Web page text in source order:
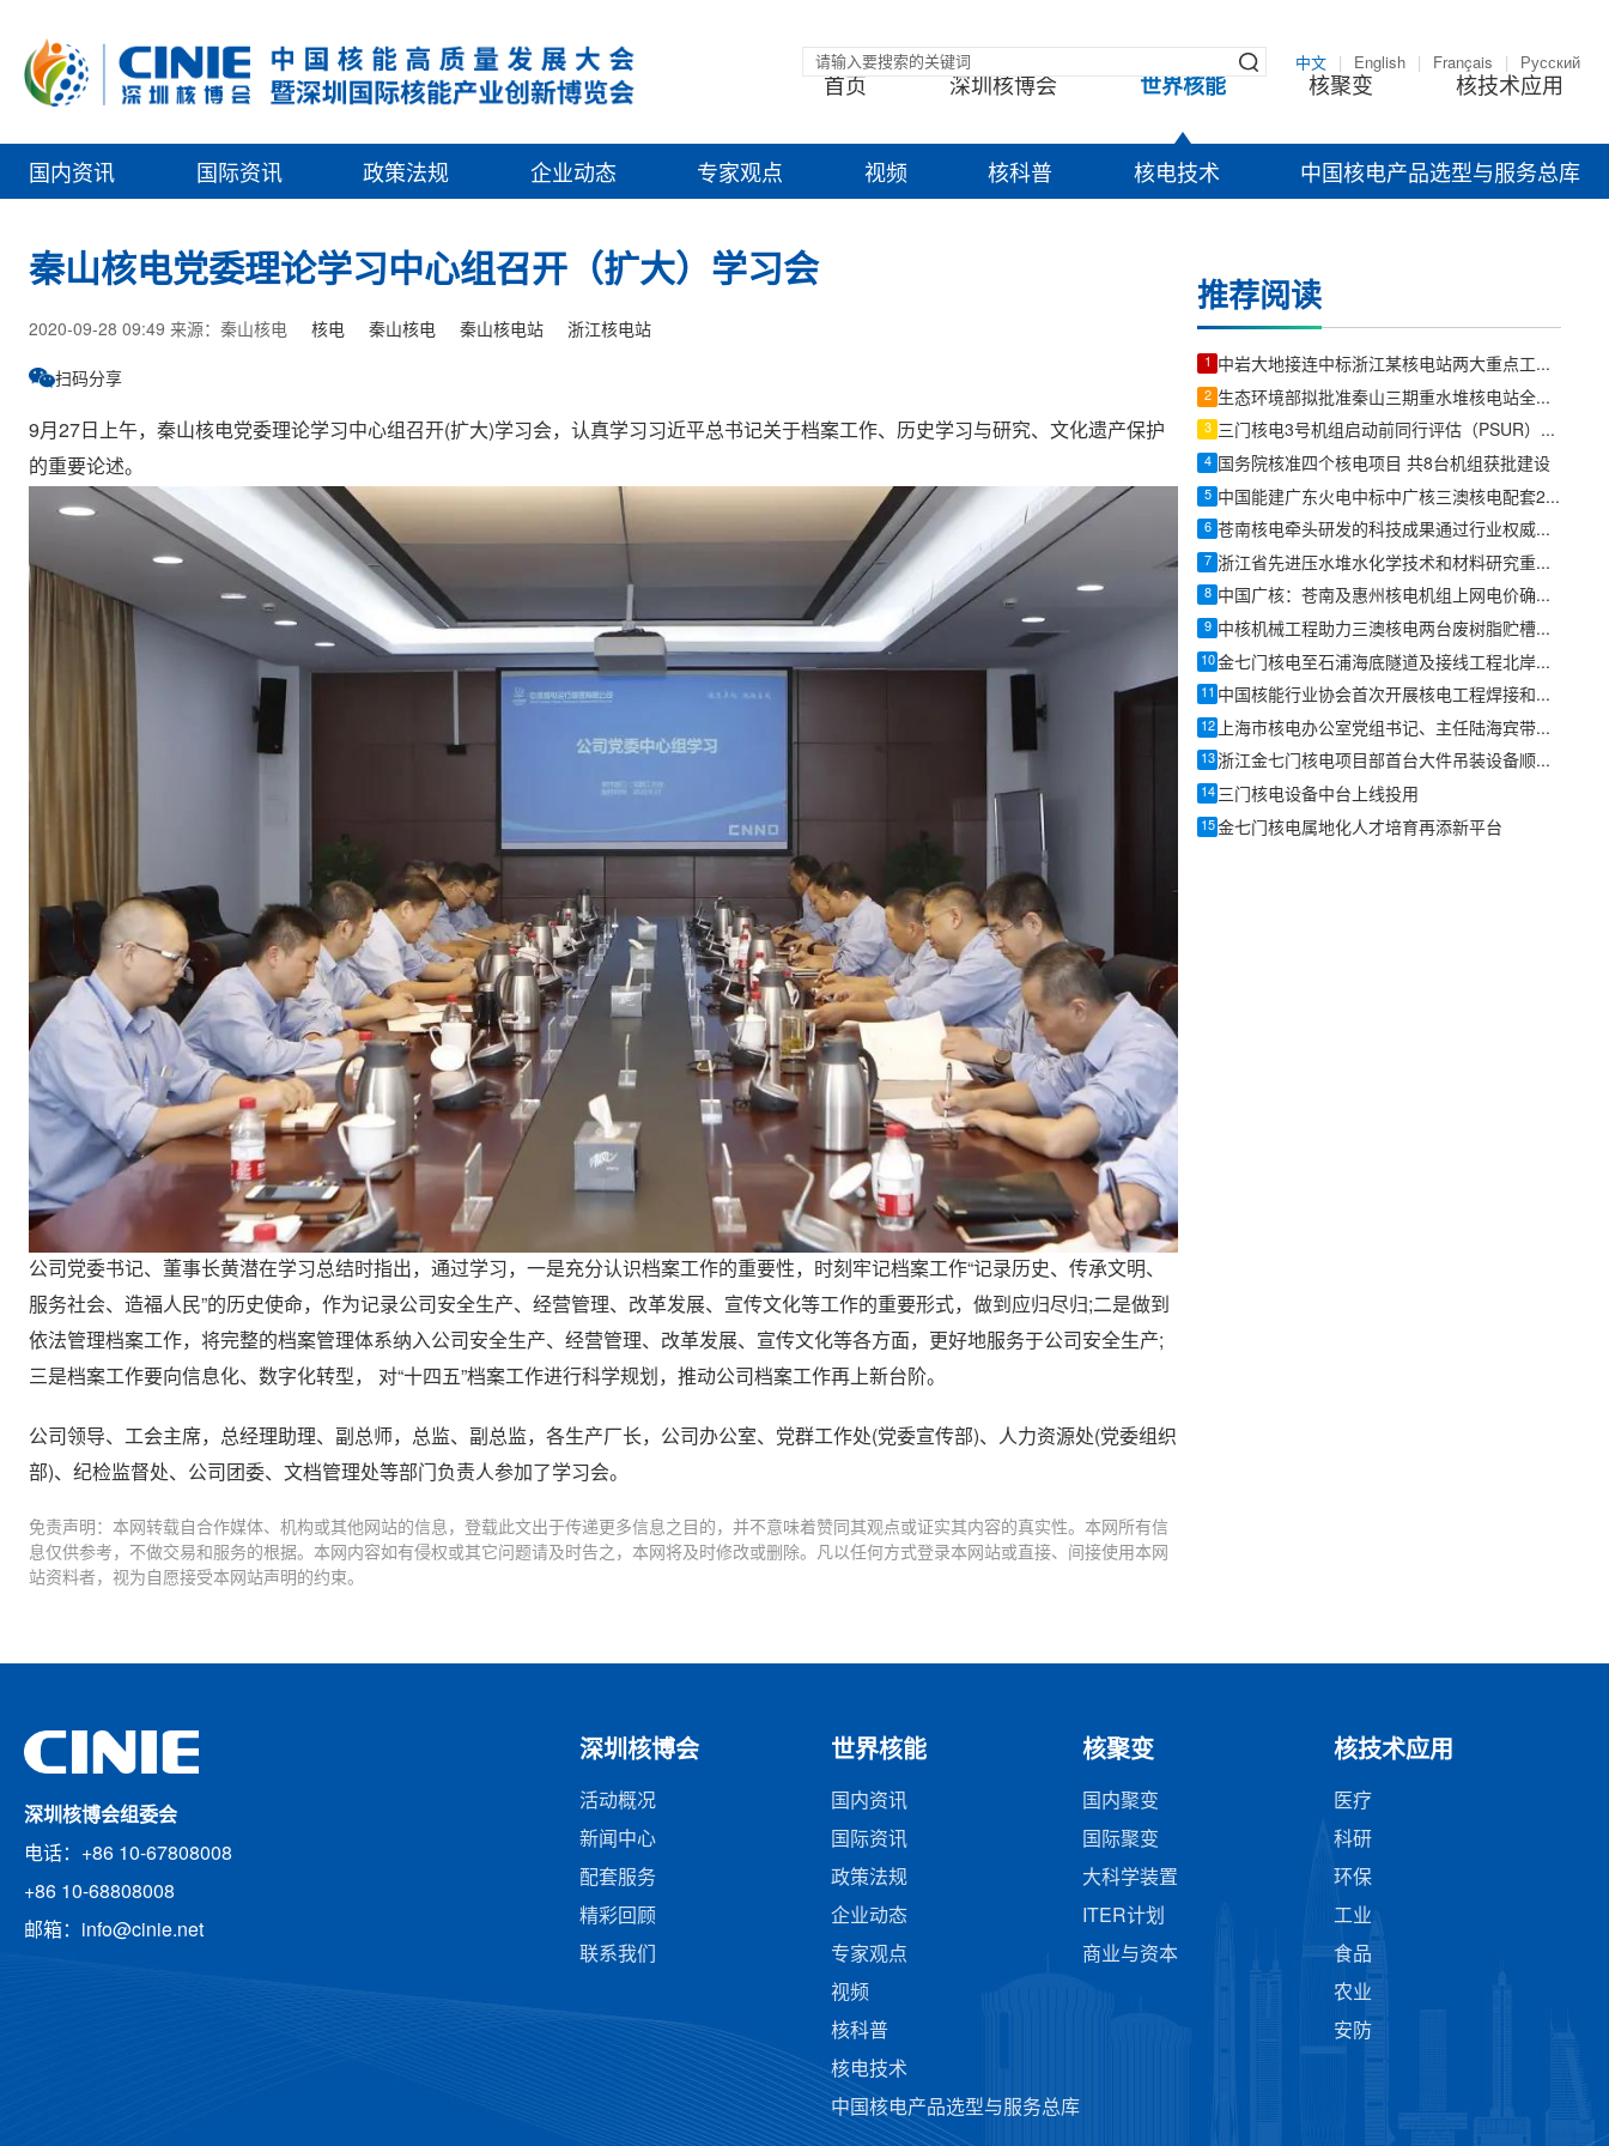
中文 English Français Русский
首页 深圳核博会 世界核能 核聚变 核技术应用
国内资讯 国际资讯 政策法规 企业动态 专家观点 视频 核科普 核电技术 中国核电产品选型与服务总库
秦山核电党委理论学习中心组召开（扩大）学习会
2020-09-28 09:49 来源：秦山核电 核电 秦山核电 秦山核电站 浙江核电站
扫码分享
9月27日上午，秦山核电党委理论学习中心组召开(扩大)学习会，认真学习习近平总书记关于档案工作、历史学习与研究、文化遗产保护
的重要论述。
公司党委书记、董事长黄潜在学习总结时指出，通过学习，一是充分认识档案工作的重要性，时刻牢记档案工作“记录历史、传承文明、
服务社会、造福人民”的历史使命，作为记录公司安全生产、经营管理、改革发展、宣传文化等工作的重要形式，做到应归尽归;二是做到
依法管理档案工作，将完整的档案管理体系纳入公司安全生产、经营管理、改革发展、宣传文化等各方面，更好地服务于公司安全生产;
三是档案工作要向信息化、数字化转型， 对“十四五”档案工作进行科学规划，推动公司档案工作再上新台阶。
公司领导、工会主席，总经理助理、副总师，总监、副总监，各生产厂长，公司办公室、党群工作处(党委宣传部)、人力资源处(党委组织
部)、纪检监督处、公司团委、文档管理处等部门负责人参加了学习会。
免责声明：本网转载自合作媒体、机构或其他网站的信息，登载此文出于传递更多信息之目的，并不意味着赞同其观点或证实其内容的真实性。本网所有信
息仅供参考，不做交易和服务的根据。本网内容如有侵权或其它问题请及时告之，本网将及时修改或删除。凡以任何方式登录本网站或直接、间接使用本网
站资料者，视为自愿接受本网站声明的约束。
推荐阅读
1 中岩大地接连中标浙江某核电站两大重点工程项目
2 生态环境部拟批准秦山三期重水堆核电站全堆芯压力管更换项目环评
3 三门核电3号机组启动前同行评估（PSUR）完成
4 国务院核准四个核电项目 共8台机组获批建设
5 中国能建广东火电中标中广核三澳核电配套220千伏输电EPC工程
6 苍南核电牵头研发的科技成果通过行业权威专家科技鉴定
7 浙江省先进压水堆水化学技术和材料研究重点实验室2026年度学术委员会会议暨学术年会召开
8 中国广核：苍南及惠州核电机组上网电价确认为0.4153元/千瓦时
9 中核机械工程助力三澳核电两台废树脂贮槽圆满完成吊装
10 金七门核电至石浦海底隧道及接线工程北岸明挖段首块底板顺利完成浇筑
11 中国核能行业协会首次开展核电工程焊接和无损检验质量管控专项评估
12 上海市核电办公室党组书记、主任陆海宾带队赴秦山核电开展访问
13 浙江金七门核电项目部首台大件吊装设备顺利吊装就位
14 三门核电设备中台上线投用
15 金七门核电属地化人才培育再添新平台
深圳核博会组委会
电话：+86 10-67808008
+86 10-68808008
邮箱：info@cinie.net
深圳核博会
活动概况
新闻中心
配套服务
精彩回顾
联系我们
世界核能
国内资讯
国际资讯
政策法规
企业动态
专家观点
视频
核科普
核电技术
中国核电产品选型与服务总库
核聚变
国内聚变
国际聚变
大科学装置
ITER计划
商业与资本
核技术应用
医疗
科研
环保
工业
食品
农业
安防